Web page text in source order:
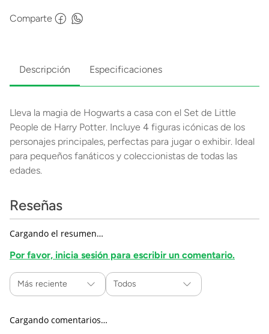
Comparte
Descripción Especificaciones
Lleva la magia de Hogwarts a casa con el Set de Little
People de Harry Potter. Incluye 4 figuras icónicas de los
personajes principales, perfectas para jugar o exhibir. Ideal
para pequeños fanáticos y coleccionistas de todas las
edades.
Reseñas
Cargando el resumen…
Por favor, inicia sesión para escribir un comentario.
Más reciente Todos
Cargando comentarios…